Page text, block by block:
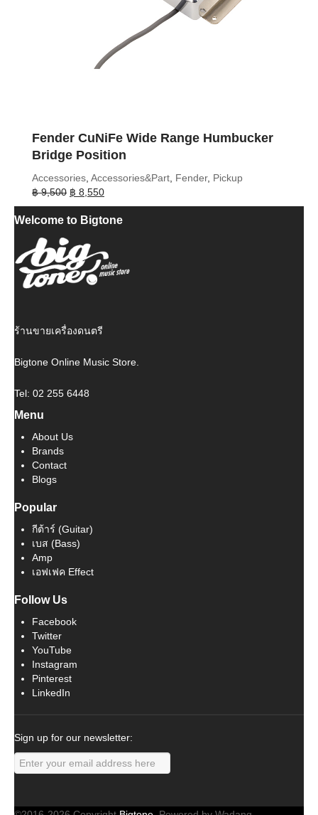
Fender CuNiFe Wide Range Humbucker
Bridge Position
Accessories Accessories&Part Fender, Pickup
฿9,500 Original
price
was:
฿ 8,550Current
price
is:
Welcome to Bigtone
ร้านขายเครื่องดนตรี
Bigtone Online Music Store.
Tel: 02 255 6448
Menu
About Us
Brands
Contact
Blogs
Popular
กีต้าร์ (Guitar)
เบส (Bass)
Amp
เอฟเฟค Effect
Follow Us
Facebook
Twitter
YouTube
Instagram
Pinterest
LinkedIn
Sign up for our newsletter: